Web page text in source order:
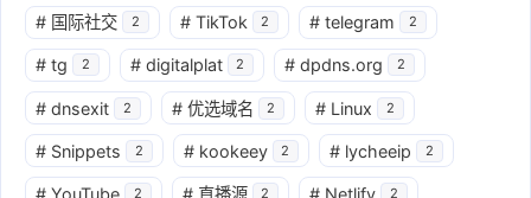
# 国际社交 2 # TikTok 2 # telegram 2
# tg 2 # digitalplat 2 # dpdns.org 2
# dnsexit 2 # 优选域名 2 # Linux 2
# Snippets 2 # kookeey 2 # lycheeip 2
# YouTube 2 # 直播源 2 # Netlify 2